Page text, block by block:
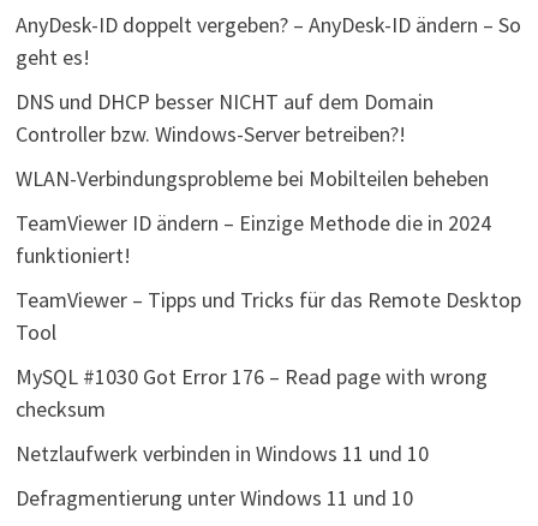
AnyDesk-ID doppelt vergeben? – AnyDesk-ID ändern – So
geht es!
DNS und DHCP besser NICHT auf dem Domain
Controller bzw. Windows-Server betreiben?!
WLAN-Verbindungsprobleme bei Mobilteilen beheben
TeamViewer ID ändern – Einzige Methode die in 2024
funktioniert!
TeamViewer – Tipps und Tricks für das Remote Desktop
Tool
MySQL #1030 Got Error 176 – Read page with wrong
checksum
Netzlaufwerk verbinden in Windows 11 und 10
Defragmentierung unter Windows 11 und 10